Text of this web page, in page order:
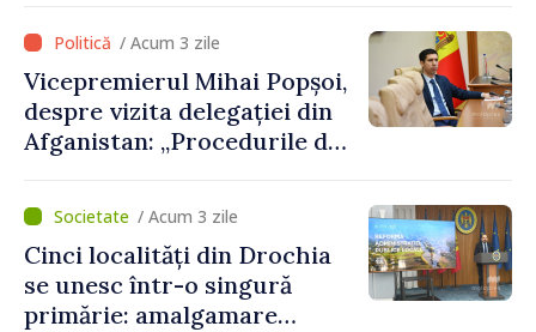
parcursul lunii august
/ Acum 3 zile
Vicepremierul Mihai Popșoi,
despre vizita delegației din
Afganistan: „Procedurile de
respectate întocmai. Nu s-
au constatat încălcări ale
prevederilor legale”
/ Acum 3 zile
Cinci localități din Drochia
se unesc într-o singură
primărie: amalgamare